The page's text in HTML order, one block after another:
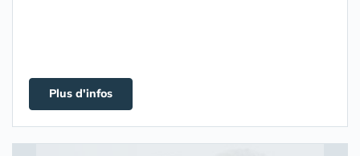
Plus d'infos